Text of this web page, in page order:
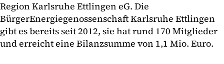
Region Karlsruhe Ettlingen eG. Die
BürgerEnergiegenossenschaft Karlsruhe Ettlingen
gibt es bereits seit 2012, sie hat rund 170 Mitglieder
und erreicht eine Bilanzsumme von 1,1 Mio. Euro.